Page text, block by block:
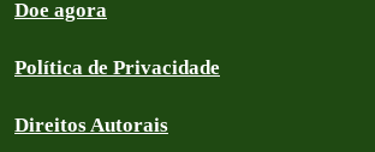
Doe agora
Política de Privacidade
Direitos Autorais